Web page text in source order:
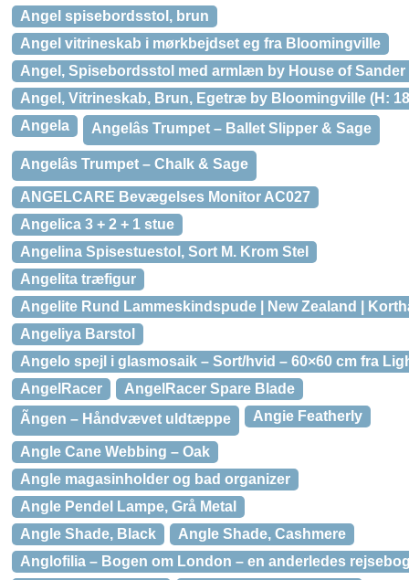
Angel spisebordsstol, brun
Angel vitrineskab i mørkbejdset eg fra Bloomingville
Angel, Spisebordsstol med armlæn by House of Sander
Angel, Vitrineskab, Brun, Egetræ by Bloomingville (H:
Angela
Angelâs Trumpet – Ballet Slipper & Sage
Angelâs Trumpet – Chalk & Sage
ANGELCARE Bevægelses Monitor AC027
Angelica 3 + 2 + 1 stue
Angelina Spisestuestol, Sort M. Krom Stel
Angelita træfigur
Angelite Rund Lammeskindspude | New Zealand |
Angeliya Barstol
Angelo spejl i glasmosaik – Sort/hvid – 60×60 cm fra
AngelRacer
AngelRacer Spare Blade
Ãngen – Håndvævet uldtæppe
Angie Featherly
Angle Cane Webbing – Oak
Angle magasinholder og bad organizer
Angle Pendel Lampe, Grå Metal
Angle Shade, Black
Angle Shade, Cashmere
Anglofilia – Bogen om London – en anderledes